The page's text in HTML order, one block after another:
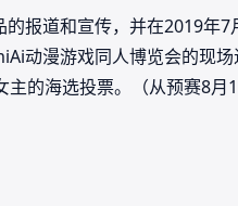
报道和宣传，并在2019年
动漫游戏同人博览会的现场
主的海选投票。（从预赛8